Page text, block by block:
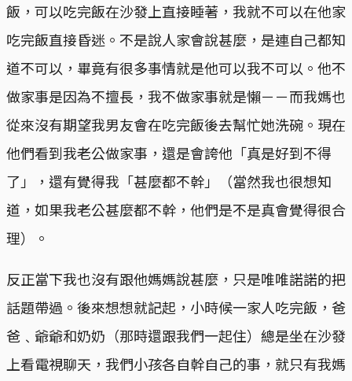
飯，可以吃完飯在沙發上直接睡著，我就不可以在他家
吃完飯直接昏迷。不是說人家會說甚麼，是連自己都知
道不可以，畢竟有很多事情就是他可以我不可以。他不
做家事是因為不擅長，我不做家事就是懶－－而我媽也
從來沒有期望我男友會在吃完飯後去幫忙她洗碗。現在
他們看到我老公做家事，還是會誇他「真是好到不得
了」，還有覺得我「甚麼都不幹」（當然我也很想知
道，如果我老公甚麼都不幹，他們是不是真會覺得很合
理）。
反正當下我也沒有跟他媽媽說甚麼，只是唯唯諾諾的把
話題帶過。後來想想就記起，小時候一家人吃完飯，爸
爸﹑爺爺和奶奶（那時還跟我們一起住）總是坐在沙發
上看電視聊天，我們小孩各自幹自己的事，就只有我媽